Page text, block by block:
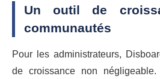
Un outil de
communautés
Pour les administrateurs,
de croissance non